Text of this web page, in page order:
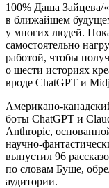
100% Даша Зайцева/
в ближайшем
у многих людей.
самостоятельно
работой, чтобы
о шести историях
вроде ChatGPT и
Американо-
боты ChatGPT и
Anthropic,
научно-
выпустил 96
по словам Буше,
аудитории.